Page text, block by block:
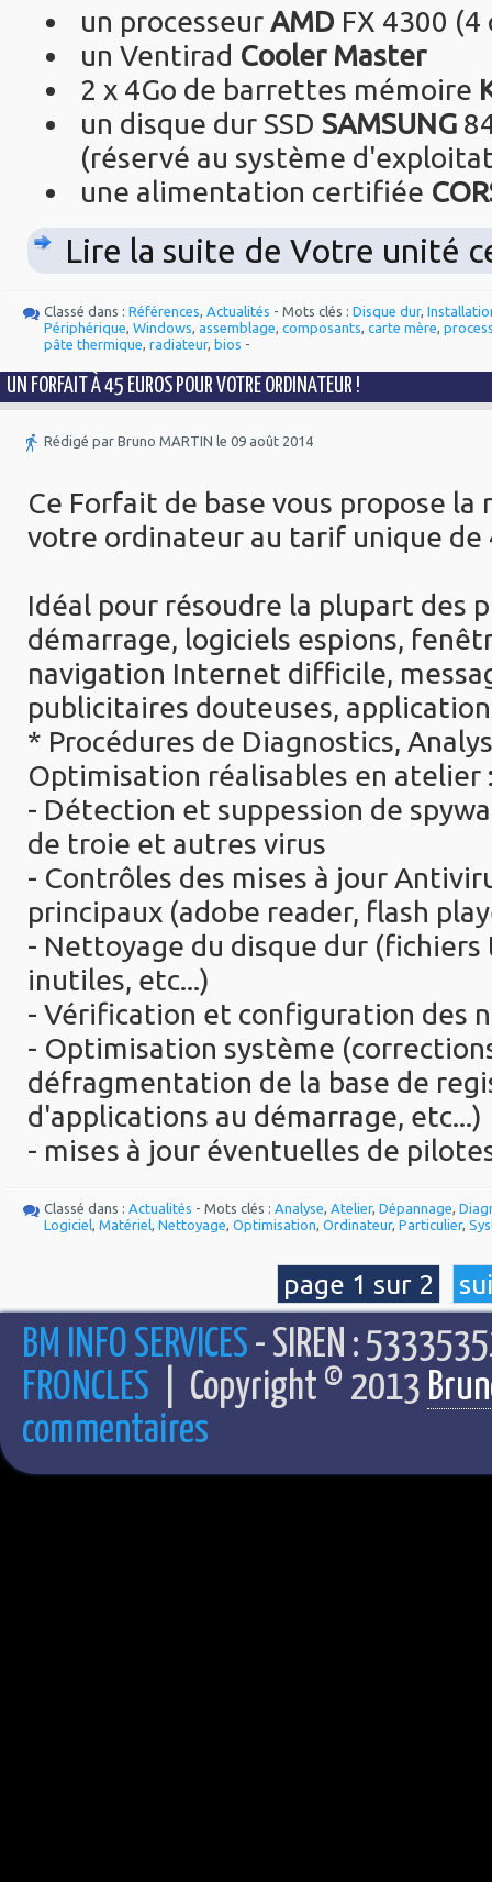
un processeur AMD FX 4300 (4
un Ventirad Cooler Master
2 x 4Go de barrettes mémoire
un disque dur SSD SAMSUNG
(réservé au système
une alimentation certifiée
Lire la suite de Votre unité
Classé dans : Références, Actualités - Mots clés : Disque dur,
Périphérique, Windows, assemblage, composants, carte mère,
pâte thermique, radiateur, bios -
UN FORFAIT À 45 EUROS POUR VOTRE ORDINATEUR !
Rédigé par Bruno MARTIN le 09 août 2014
Ce Forfait de base vous propose
votre ordinateur au tarif unique
Idéal pour résoudre la plupart des
démarrage, logiciels espions,
navigation Internet difficile,
publicitaires douteuses,
* Procédures de Diagnostics,
Optimisation réalisables en atelier
- Détection et suppession de
de troie et autres virus
- Contrôles des mises à jour
principaux (adobe reader, flash
- Nettoyage du disque dur
inutiles, etc...)
- Vérification et configuration des
- Optimisation système
défragmentation de la base de
d'applications au démarrage, etc...)
- mises à jour éventuelles de
Classé dans : Actualités - Mots clés : Analyse, Atelier, Dépannage,
Logiciel, Matériel, Nettoyage, Optimisation, Ordinateur, Particulier,
page 1 sur 2
BM INFO SERVICES - SIREN :
FRONCLES | Copyright © 2013
commentaires